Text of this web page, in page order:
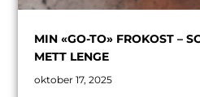
MIN «GO-TO» FROKOST –
METT LENGE
oktober 17, 2025